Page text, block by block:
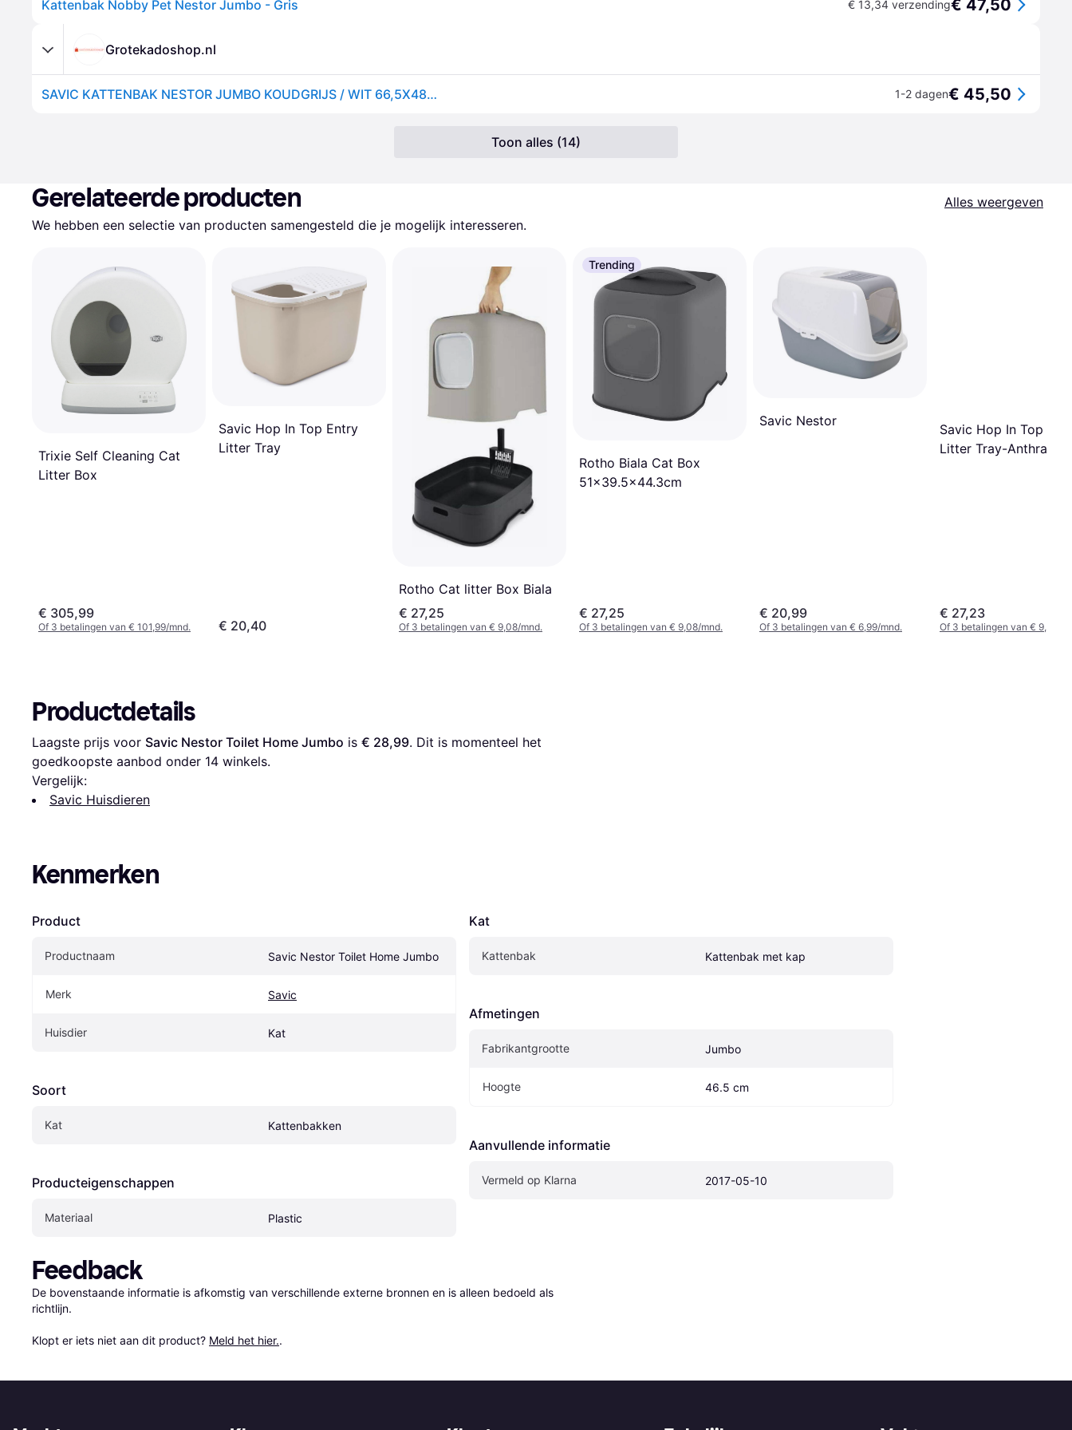
Kattenbak Nobby Pet Nestor Jumbo - Gris € 13,34 verzending€ 47,50
Grotekadoshop.nl
SAVIC KATTENBAK NESTOR JUMBO KOUDGRIJS / WIT 66,5X48,5X46,5 CM 1-2 dagen€ 45,50
Toon alles (14)
Gerelateerde producten
Alles weergeven
We hebben een selectie van producten samengesteld die je mogelijk interesseren.
Trixie Self Cleaning Cat
Litter Box
€ 305,99
Of 3 betalingen van € 101,99/mnd.
Savic Hop In Top Entry
Litter Tray
€ 20,40
Rotho Cat litter Box Biala
€ 27,25
Of 3 betalingen van € 9,08/mnd.
Trending
Rotho Biala Cat Box
51x39.5x44.3cm
€ 27,25
Of 3 betalingen van € 9,08/mnd.
Savic Nestor
€ 20,99
Of 3 betalingen van € 6,99/mnd.
Savic Hop In Top
Litter Tray-Anthracite
€ 27,23
Of 3 betalingen van € 9,07/
Productdetails
Laagste prijs voor Savic Nestor Toilet Home Jumbo is € 28,99. Dit is momenteel het
goedkoopste aanbod onder 14 winkels.
Vergelijk:
Savic Huisdieren
Kenmerken
Product
Productnaam Savic Nestor Toilet Home Jumbo
Merk Savic
Huisdier Kat
Soort
Kat Kattenbakken
Producteigenschappen
Materiaal Plastic
Kat
Kattenbak Kattenbak met kap
Afmetingen
Fabrikantgrootte Jumbo
Hoogte 46.5 cm
Aanvullende informatie
Vermeld op Klarna 2017-05-10
Feedback
De bovenstaande informatie is afkomstig van verschillende externe bronnen en is alleen bedoeld als
richtlijn.
Klopt er iets niet aan dit product? Meld het hier..